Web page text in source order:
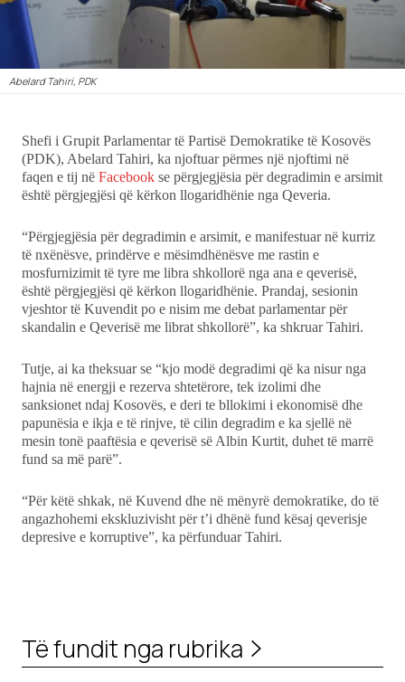
DuVideo
Abelard Tahiri, PDK
Shefi i Grupit Parlamentar të Partisë Demokratike të Kosovës
(PDK), Abelard Tahiri, ka njoftuar përmes një njoftimi në
faqen e tij në Facebook se përgjegjësia për degradimin e arsimit
është përgjegjësi që kërkon llogaridhënie nga Qeveria.
“Përgjegjësia për degradimin e arsimit, e manifestuar në kurriz
të nxënësve, prindërve e mësimdhënësve me rastin e
mosfurnizimit të tyre me libra shkollorë nga ana e qeverisë,
është përgjegjësi që kërkon llogaridhënie. Prandaj, sesionin
vjeshtor të Kuvendit po e nisim me debat parlamentar për
skandalin e Qeverisë me librat shkollorë”, ka shkruar Tahiri.
Tutje, ai ka theksuar se “kjo modë degradimi që ka nisur nga
hajnia në energji e rezerva shtetërore, tek izolimi dhe
sanksionet ndaj Kosovës, e deri te bllokimi i ekonomisë dhe
papunësia e ikja e të rinjve, të cilin degradim e ka sjellë në
mesin tonë paaftësia e qeverisë së Albin Kurtit, duhet të marrë
fund sa më parë”.
“Për këtë shkak, në Kuvend dhe në mënyrë demokratike, do të
angazhohemi ekskluzivisht për t’i dhënë fund kësaj qeverisje
depresive e korruptive”, ka përfunduar Tahiri.
Të fundit nga rubrika